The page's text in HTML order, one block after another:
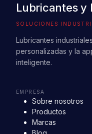
Lubricantes y
SOLUCIONES
Lubricantes
personalizadas y la
inteligente.
EMPRESA
Sobre nosotros
Productos
Marcas